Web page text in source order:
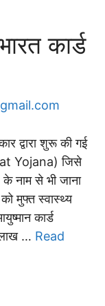
कार्ड
द्वारा शुरू की गई
Yojana) जिसे
नाम से भी जाना
मुफ्त स्वास्थ्य
कार्ड
… Read